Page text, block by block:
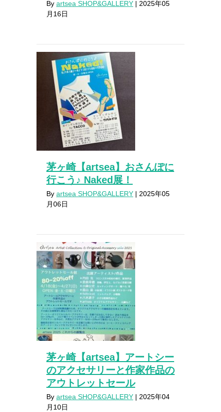
By artsea SHOP&GALLERY | 2025年05
月16日
茅ヶ崎【artsea】おさんぽに
行こう♪ Naked展！
By artsea SHOP&GALLERY | 2025年05
月06日
茅ヶ崎【artsea】アートシー
のアクセサリーと作家作品の
アウトレットセール
By artsea SHOP&GALLERY | 2025年04
月10日